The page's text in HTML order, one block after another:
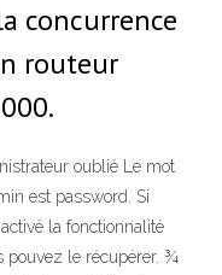
concurrence
routeur
oublié Le mot
est password. Si
la fonctionnalité
pouvez le récupérer. ¾